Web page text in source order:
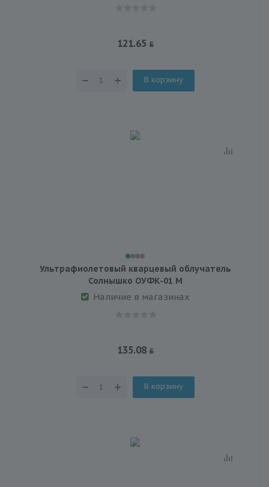
121.65
В корзину
Ультрафиолетовый кварцевый облучатель
Солнышко ОУФК-01 М
Наличие в магазинах
135.08
В корзину